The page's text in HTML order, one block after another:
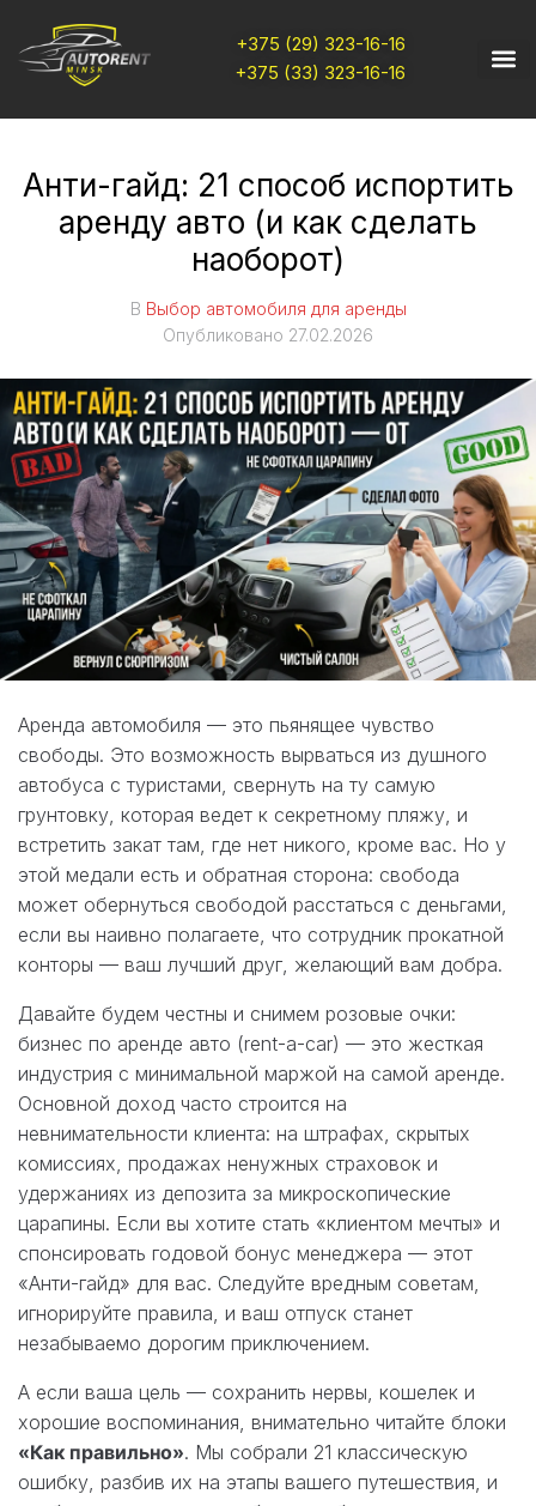
+375 (29) 323-16-16
+375 (33) 323-16-16
Анти-гайд: 21 способ испортить
аренду авто (и как сделать
наоборот)
В Выбор автомобиля для аренды
Опубликовано 27.02.2026
Аренда автомобиля — это пьянящее чувство
свободы. Это возможность вырваться из душного
автобуса с туристами, свернуть на ту самую
грунтовку, которая ведет к секретному пляжу, и
встретить закат там, где нет никого, кроме вас. Но у
этой медали есть и обратная сторона: свобода
может обернуться свободой расстаться с деньгами,
если вы наивно полагаете, что сотрудник прокатной
конторы — ваш лучший друг, желающий вам добра.
Давайте будем честны и снимем розовые очки:
бизнес по аренде авто (rent-a-car) — это жесткая
индустрия с минимальной маржой на самой аренде.
Основной доход часто строится на
невнимательности клиента: на штрафах, скрытых
комиссиях, продажах ненужных страховок и
удержаниях из депозита за микроскопические
царапины. Если вы хотите стать «клиентом мечты» и
спонсировать годовой бонус менеджера — этот
«Анти-гайд» для вас. Следуйте вредным советам,
игнорируйте правила, и ваш отпуск станет
незабываемо дорогим приключением.
А если ваша цель — сохранить нервы, кошелек и
хорошие воспоминания, внимательно читайте блоки
«Как правильно». Мы собрали 21 классическую
ошибку, разбив их на этапы вашего путешествия, и